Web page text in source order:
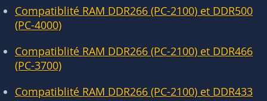
Compatiblité RAM DDR266 (PC-2100) et DDR500
(PC-4000)
Compatiblité RAM DDR266 (PC-2100) et DDR466
(PC-3700)
Compatiblité RAM DDR266 (PC-2100) et DDR433